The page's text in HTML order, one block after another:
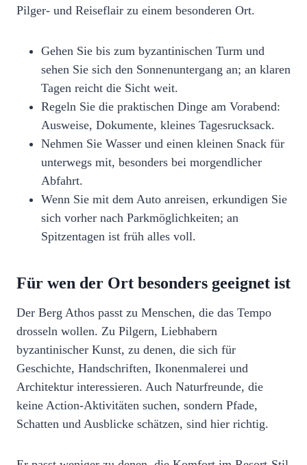
Pilger‑ und Reiseflair zu einem besonderen Ort.
Gehen Sie bis zum byzantinischen Turm und
sehen Sie sich den Sonnenuntergang an; an klaren
Tagen reicht die Sicht weit.
Regeln Sie die praktischen Dinge am Vorabend:
Ausweise, Dokumente, kleines Tagesrucksack.
Nehmen Sie Wasser und einen kleinen Snack für
unterwegs mit, besonders bei morgendlicher
Abfahrt.
Wenn Sie mit dem Auto anreisen, erkundigen Sie
sich vorher nach Parkmöglichkeiten; an
Spitzentagen ist früh alles voll.
Für wen der Ort besonders geeignet ist
Der Berg Athos passt zu Menschen, die das Tempo
drosseln wollen. Zu Pilgern, Liebhabern
byzantinischer Kunst, zu denen, die sich für
Geschichte, Handschriften, Ikonenmalerei und
Architektur interessieren. Auch Naturfreunde, die
keine Action‑Aktivitäten suchen, sondern Pfade,
Schatten und Ausblicke schätzen, sind hier richtig.